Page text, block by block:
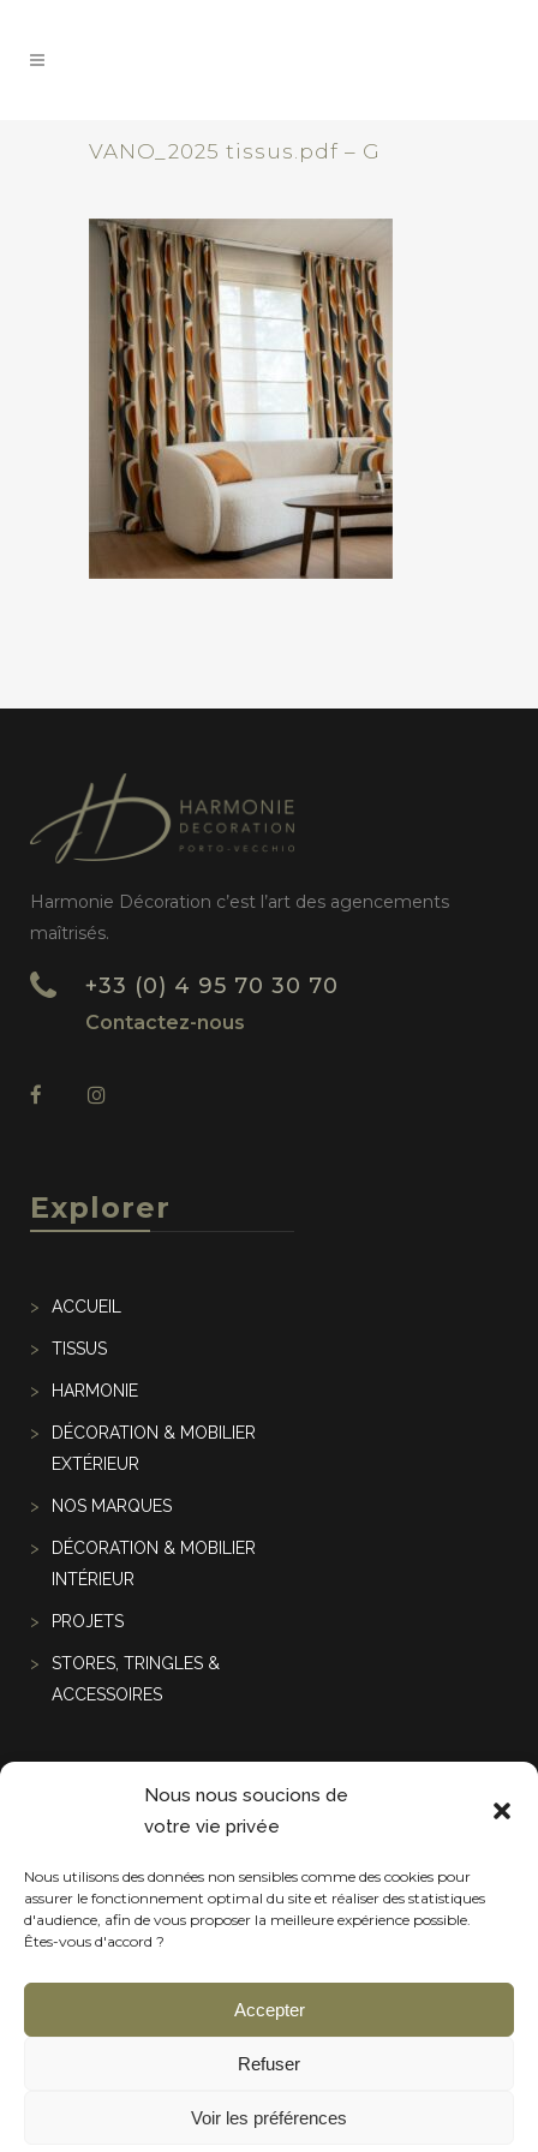
Nous nous soucions de
votre vie privée
Nous utilisons des données non sensibles comme des cookies pour
assurer le fonctionnement optimal du site et réaliser des statistiques
d'audience, afin de vous proposer la meilleure expérience possible.
Êtes-vous d'accord ?
Accepter
Refuser
Voir les préférences
VANO_2025 tissus.pdf – G
Harmonie Décoration c’est l’art des agencements
maîtrisés.
+33 (0) 4 95 70 30 70
Contactez-nous
Explorer
ACCUEIL
TISSUS
HARMONIE
DÉCORATION & MOBILIER
EXTÉRIEUR
NOS MARQUES
DÉCORATION & MOBILIER
INTÉRIEUR
PROJETS
STORES, TRINGLES &
ACCESSOIRES
Projets récentes